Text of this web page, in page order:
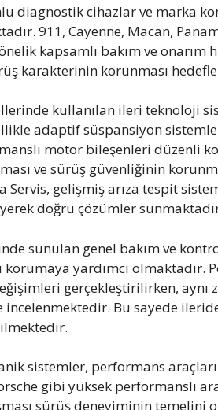
diagnostik cihazlar ve marka
911, Cayenne, Macan,
kapsamlı bakım ve
karakterinin korunması
kullanılan ileri teknoloji
adaptif süspansiyon
motor bileşenleri düzenli
ve sürüş güvenliğinin
Servis, gelişmiş arıza tespit
doğru çözümler
sunulan genel bakım ve
korumaya yardımcı olmaktadır.
gerçekleştirilirken,
incelenmektedir. Bu sayede
sistemler, performans
gibi yüksek performanslı
sürüş deneyiminin temelini